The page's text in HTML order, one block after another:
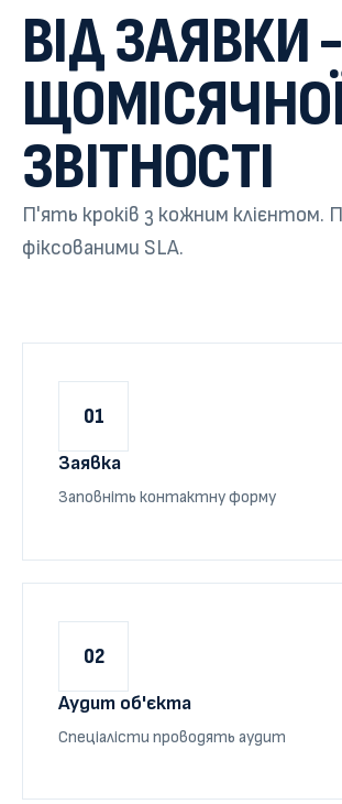
ВІД ЗАЯВКИ
ЗВІТНОСТІ
П'ять кроків з кожним клієнтом.
фіксованими SLA.
01
Заявка
Заповніть контактну форму
02
Аудит об'єкта
Спеціалісти проводять аудит